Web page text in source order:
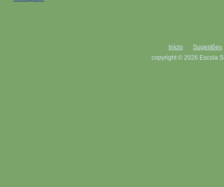
Início
Sugestões
copyright © 2026 Escola